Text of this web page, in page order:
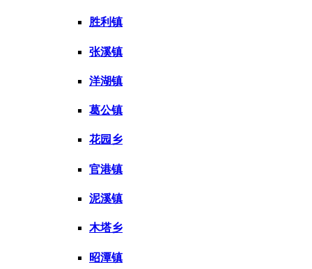
胜利镇
张溪镇
洋湖镇
葛公镇
花园乡
官港镇
泥溪镇
木塔乡
昭潭镇